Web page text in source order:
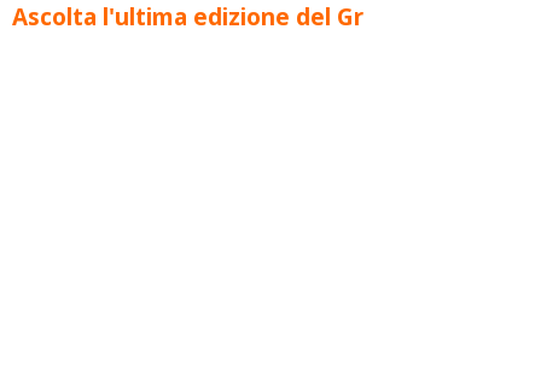
Ascolta l'ultima edizione del Gr